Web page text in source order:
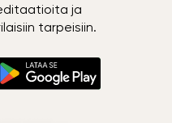
ja
tarpeisiin.